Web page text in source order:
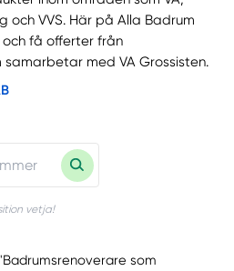
och VVS. Här på Alla Badrum
få offerter från
med VA Grossisten.
vetja!
som